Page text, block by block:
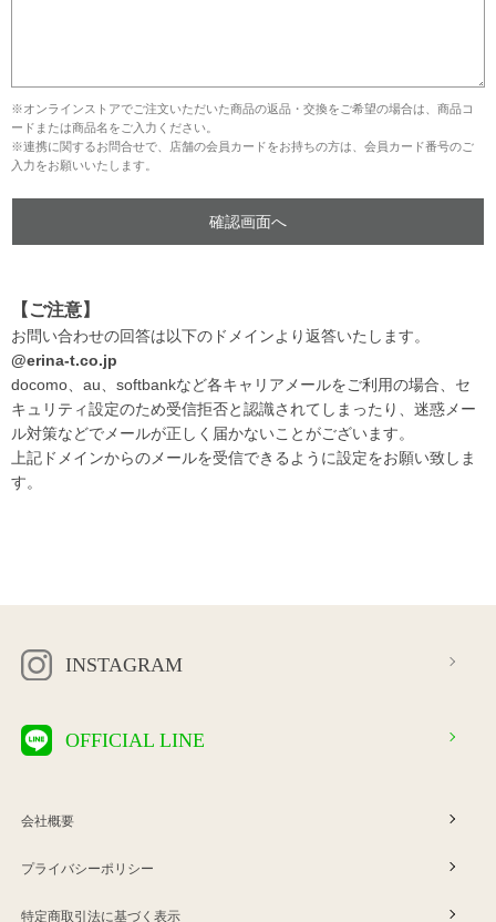
※オンラインストアでご注文いただいた商品の返品・交換をご希望の場合は、商品コ
ードまたは商品名をご入力ください。
※連携に関するお問合せで、店舗の会員カードをお持ちの方は、会員カード番号のご
入力をお願いいたします。
【ご注意】
お問い合わせの回答は以下のドメインより返答いたします。
@erina-t.co.jp
docomo、au、softbankなど各キャリアメールをご利用の場合、セ
キュリティ設定のため受信拒否と認識されてしまったり、迷惑メー
ル対策などでメールが正しく届かないことがございます。
上記ドメインからのメールを受信できるように設定をお願い致しま
す。
INSTAGRAM
OFFICIAL LINE
会社概要
プライバシーポリシー
特定商取引法に基づく表示